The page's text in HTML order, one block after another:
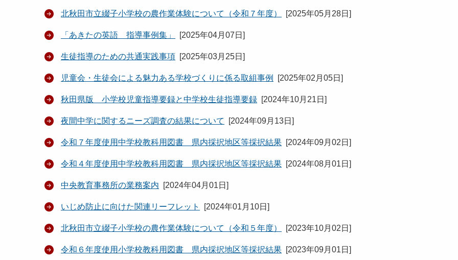
北秋田市立綴子小学校の農作業体験について（令和７年度） [2025年05月28日 ]
「あきたの英語 指導事例集」 [2025年04月07日 ]
生徒指導のための共通実践事項 [2025年03月25日 ]
児童会・生徒会による魅力ある学校づくりに係る取組事例 [2025年02月05日 ]
秋田県版 小学校児童指導要録と中学校生徒指導要録 [2024年10月21日 ]
夜間中学に関するニーズ調査の結果について [2024年09月13日 ]
令和７年度使用中学校教科用図書 県内採択地区等採択結果 [2024年09月02日 ]
令和４年度使用中学校教科用図書 県内採択地区等採択結果 [2024年08月01日 ]
中央教育事務所の業務案内 [2024年04月01日 ]
いじめ防止に向けた関連リーフレット [2024年01月10日 ]
北秋田市立綴子小学校の農作業体験について（令和５年度） [2023年10月02日 ]
令和６年度使用小学校教科用図書 県内採択地区等採択結果 [2023年09月01日 ]